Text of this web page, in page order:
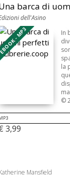
barca di
dell'Asino
- MP3
In
la
©
3,99
Mansfield